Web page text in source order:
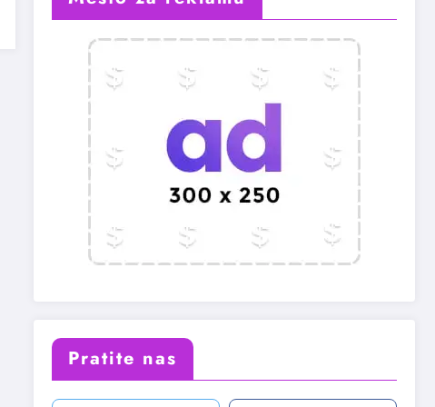
Pratite nas